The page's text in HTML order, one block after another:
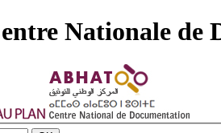
Nationale de